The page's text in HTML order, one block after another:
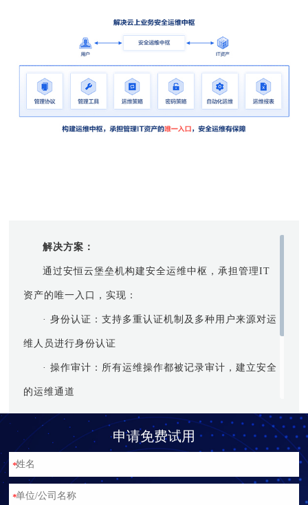
解决方案：
通过安恒云堡垒机构建安全运维中枢，承担管理IT
资产的唯一入口，实现：
· 身份认证：支持多重认证机制及多种用户来源对运
维人员进行身份认证
· 操作审计：所有运维操作都被记录审计，建立安全
的运维通道
· IT资产管理：支持对服务器、网络设备、存储设备
等资产进行统一管理申请免费试用
*
*